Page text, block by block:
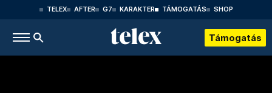
TELEX AFTER G7 KARAKTER TÁMOGATÁS SHOP
Támogatás